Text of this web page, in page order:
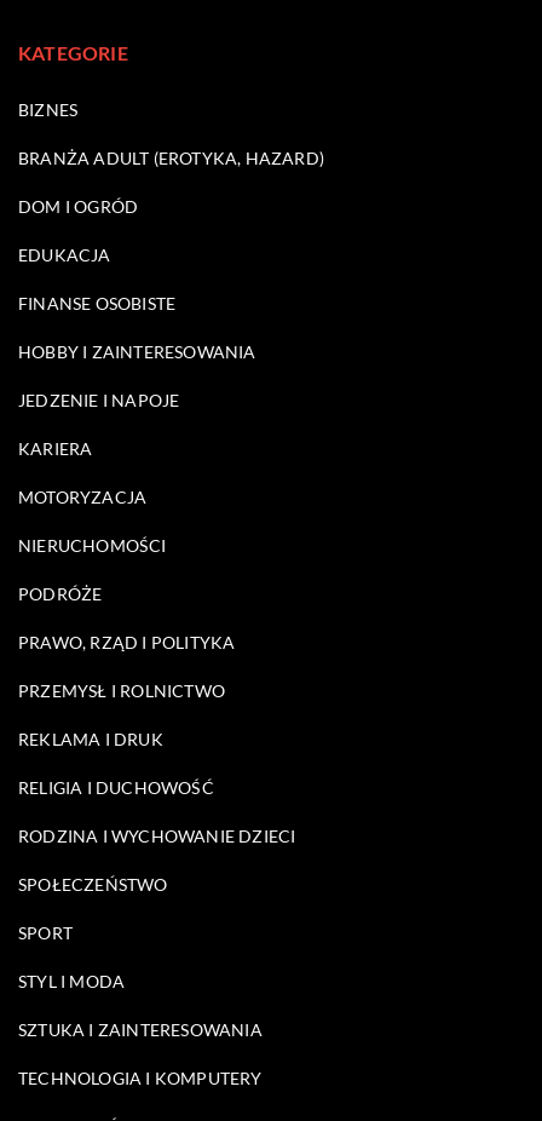
KATEGORIE
BIZNES
BRANŻA ADULT (EROTYKA, HAZARD)
DOM I OGRÓD
EDUKACJA
FINANSE OSOBISTE
HOBBY I ZAINTERESOWANIA
JEDZENIE I NAPOJE
KARIERA
MOTORYZACJA
NIERUCHOMOŚCI
PODRÓŻE
PRAWO, RZĄD I POLITYKA
PRZEMYSŁ I ROLNICTWO
REKLAMA I DRUK
RELIGIA I DUCHOWOŚĆ
RODZINA I WYCHOWANIE DZIECI
SPOŁECZEŃSTWO
SPORT
STYL I MODA
SZTUKA I ZAINTERESOWANIA
TECHNOLOGIA I KOMPUTERY